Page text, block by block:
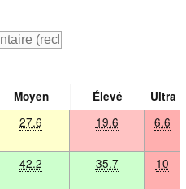
Moyen Élevé
Ultra
27.6 19.6 6.6
42.2 35.7 10